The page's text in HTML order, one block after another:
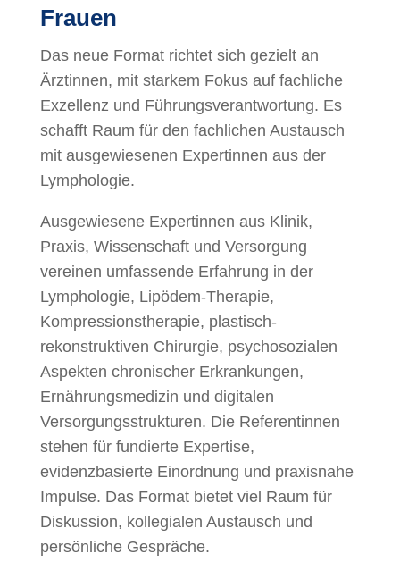
Frauen
Das neue Format richtet sich gezielt an
Ärztinnen, mit starkem Fokus auf fachliche
Exzellenz und Führungsverantwortung. Es
schafft Raum für den fachlichen Austausch
mit ausgewiesenen Expertinnen aus der
Lymphologie.
Ausgewiesene Expertinnen aus Klinik,
Praxis, Wissenschaft und Versorgung
vereinen umfassende Erfahrung in der
Lymphologie, Lipödem-Therapie,
Kompressionstherapie, plastisch-
rekonstruktiven Chirurgie, psychosozialen
Aspekten chronischer Erkrankungen,
Ernährungsmedizin und digitalen
Versorgungsstrukturen. Die Referentinnen
stehen für fundierte Expertise,
evidenzbasierte Einordnung und praxisnahe
Impulse. Das Format bietet viel Raum für
Diskussion, kollegialen Austausch und
persönliche Gespräche.